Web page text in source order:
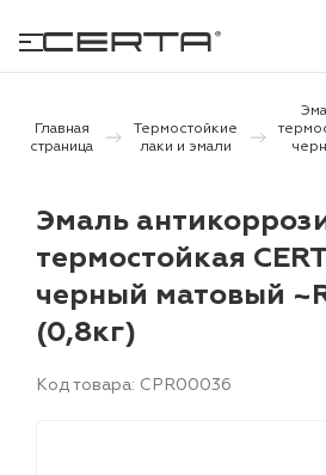
и дачи
бетону,
Главная
страница
Термостойкие
лаки и эмали
Эмаль
термостойкая
черный матовый
(0,8кг)
Код товара: CPR00036